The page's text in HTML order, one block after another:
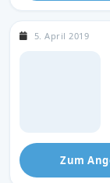
5. April 2019
Zum